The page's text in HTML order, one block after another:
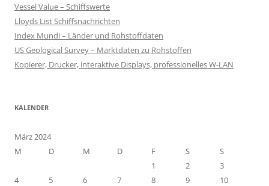
Vessel Value – Schiffswerte
Lloyds List Schiffsnachrichten
Index Mundi – Länder und Rohstoffdaten
US Geological Survey – Marktdaten zu Rohstoffen
Kopierer, Drucker, interaktive Displays, professionelles W-LAN
KALENDER
März 2024
M
D M D F S
S
1
2
3
4
5 6 7 8 9
10